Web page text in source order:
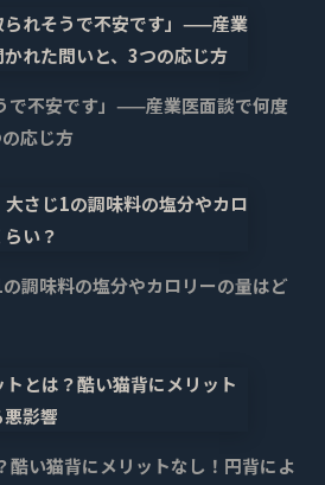
で不安です」——産業医面談で何度
応じ方
調味料の塩分やカロリーの量はど
酷い猫背にメリットなし！円背によ